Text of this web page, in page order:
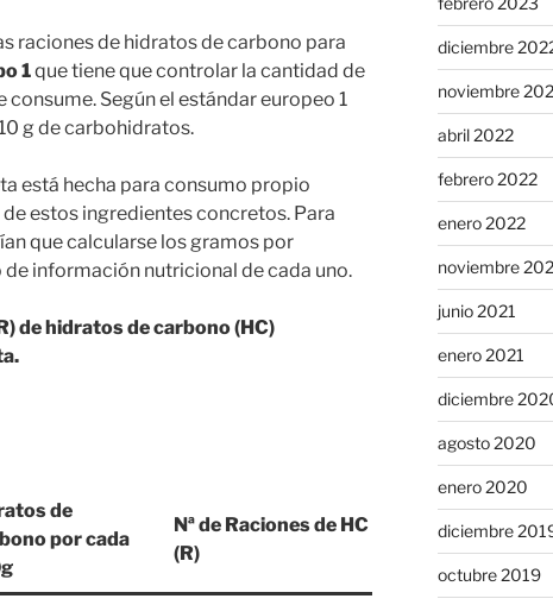
raciones de hidratos de carbono para
1que tiene que controlar la cantidad de
Según el estándar europeo 1
g de carbohidratos.
está hecha para consumo propio
estos ingredientes concretos. Para
que calcularse los gramos por
información nutricional de cada uno.
de hidratos de carbono (HC)
de
por cada
Nª de Raciones de HC
(R)
diciembre
noviembre
abril 2022
febrero 2022
enero 2022
noviembre
junio 2021
enero 2021
diciembre
agosto 2020
enero 2020
diciembre
octubre 2019